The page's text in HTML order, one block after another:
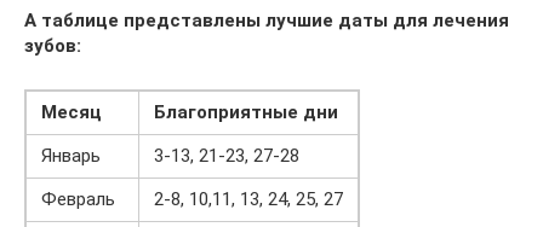
А таблице представлены лучшие даты для лечения
зубов:
Месяц
Благоприятные дни
Январь
3-13, 21-23, 27-28
Февраль
2-8, 10,11, 13, 24, 25, 27